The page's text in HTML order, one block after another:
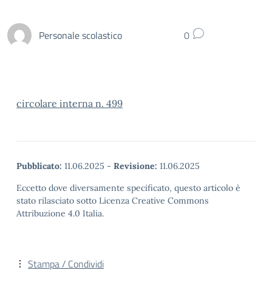
Personale scolastico 0
circolare interna n. 499
Pubblicato: 11.06.2025 - Revisione: 11.06.2025
Eccetto dove diversamente specificato, questo articolo è
stato rilasciato sotto Licenza Creative Commons
Attribuzione 4.0 Italia.
Stampa / Condividi